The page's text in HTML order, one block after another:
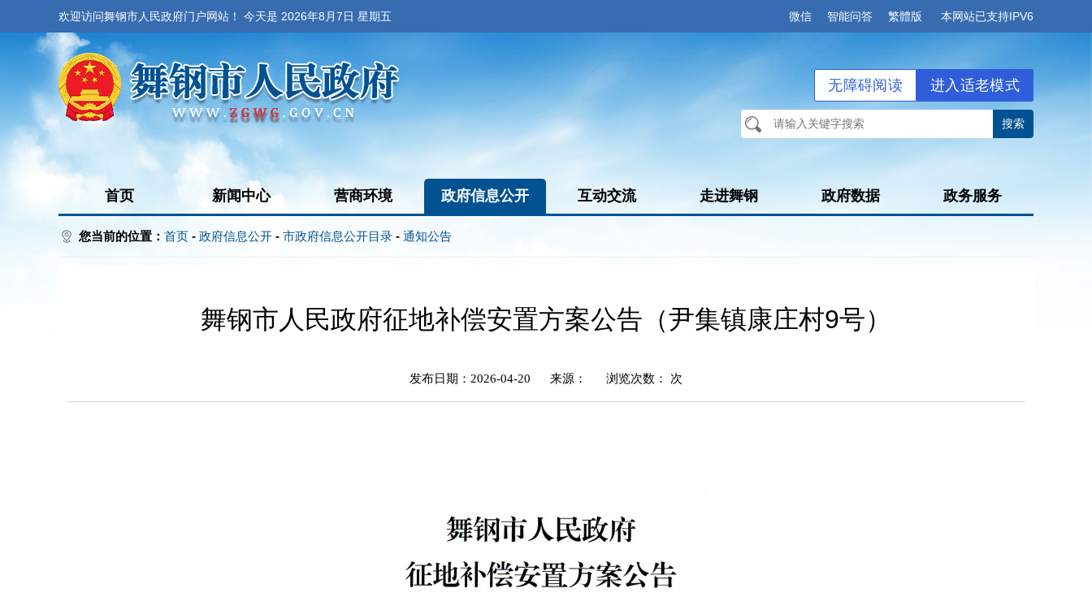
欢迎访问舞钢市人民政府门户网站！ 今天是 2026年8月7日 星期五 微信 智能问答 繁體版 本网站已支持IPV6
进入适老模式
无障碍阅读
首页 新闻中心 营商环境 政府信息公开 互动交流 走进舞钢 政府数据 政务服务
您当前的位置： 首页 - 政府信息公开 - 市政府信息公开目录 - 通知公告
舞钢市人民政府征地补偿安置方案公告（尹集镇康庄村9号）
发布日期：2026-04-20 来源： 浏览次数： 次